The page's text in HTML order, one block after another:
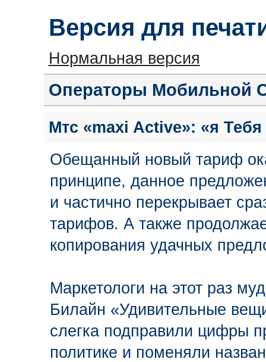
Версия для
Нормальная версия
Операторы Мобильной
Мтс «maxi Active»: «я
Обещанный новый тариф
принципе, данное
и частично перекрывает
тарифов. А также
копирования удачных
Маркетологи на этот раз
Билайн «Удивительные
слегка подправили цифры
политике и поменяли